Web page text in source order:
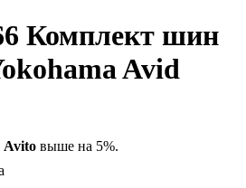
Комплект шин
Avid
Avito выше на 5%.